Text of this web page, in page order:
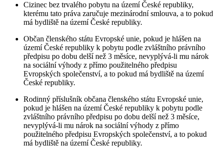
Cizinec bez trvalého pobytu na území České republiky,
kterému tato práva zaručuje mezinárodní smlouva, a to pokud
má bydliště na území České republiky.
Občan členského státu Evropské unie, pokud je hlášen na
území České republiky k pobytu podle zvláštního právního
předpisu po dobu delší než 3 měsíce, nevyplývá-li mu nárok
na sociální výhody z přímo použitelného předpisu
Evropských společenství, a to pokud má bydliště na území
České republiky.
Rodinný příslušník občana členského státu Evropské unie,
pokud je hlášen na území České republiky k pobytu podle
zvláštního právního předpisu po dobu delší než 3 měsíce,
nevyplývá-li mu nárok na sociální výhody z přímo
použitelného předpisu Evropských společenství, a to pokud
má bydliště na území České republiky.